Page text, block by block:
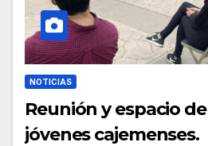
NOTICIAS
Reunión y espacio
jóvenes cajemenses.